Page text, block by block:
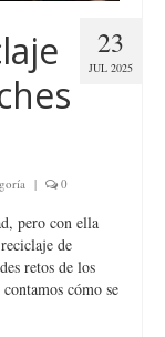
23
JUL 2025
| 0
pero con ella
de
retos de los
cómo se